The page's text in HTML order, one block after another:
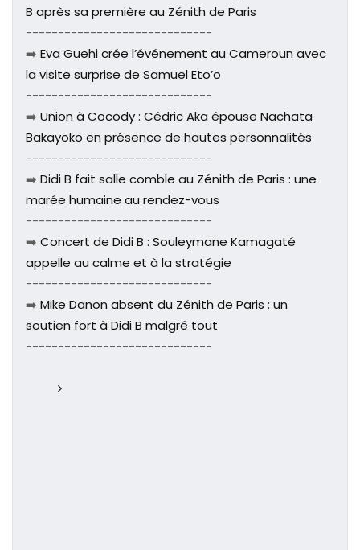
B après sa première au Zénith de Paris
-----------------------------
➡️ Eva Guehi crée l’événement au Cameroun avec
la visite surprise de Samuel Eto’o
-----------------------------
➡️ Union à Cocody : Cédric Aka épouse Nachata
Bakayoko en présence de hautes personnalités
-----------------------------
➡️ Didi B fait salle comble au Zénith de Paris : une
marée humaine au rendez-vous
-----------------------------
➡️ Concert de Didi B : Souleymane Kamagaté
appelle au calme et à la stratégie
-----------------------------
➡️ Mike Danon absent du Zénith de Paris : un
soutien fort à Didi B malgré tout
-----------------------------